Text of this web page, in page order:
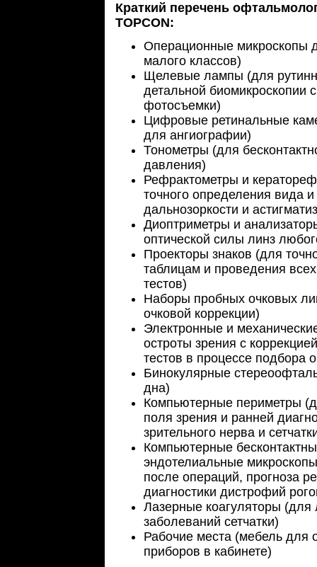
Краткий перечень
TOPCON:
Операционные микроскопы
малого классов)
Щелевые лампы (для
детальной биомикроскопии
фотосъемки)
Цифровые ретинальные
для ангиографии)
Тонометры (для
давления)
Рефрактометры и
точного определения вида и
дальнозоркости и
Диоптриметры и
оптической силы линз
Проекторы знаков (для
таблицам и проведения
тестов)
Наборы пробных очковых
очковой коррекции)
Электронные и
остроты зрения с
тестов в процессе подбора
Бинокулярные
дна)
Компьютерные периметры
поля зрения и ранней
зрительного нерва и
Компьютерные
эндотелиальные
после операций, прогноза
диагностики дистрофий
Лазерные коагуляторы (для
заболеваний сетчатки)
Рабочие места (мебель для
приборов в кабинете)